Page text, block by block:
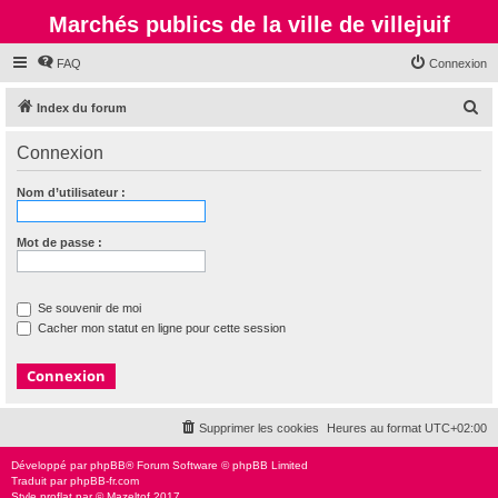
Marchés publics de la ville de villejuif
FAQ Connexion
Index du forum
Connexion
Nom d’utilisateur :
Mot de passe :
Se souvenir de moi
Cacher mon statut en ligne pour cette session
Heures au format UTC+02:00
Supprimer les cookies
Développé parphpBB® Forum Software © phpBB Limited
Traduit parphpBB-fr.com